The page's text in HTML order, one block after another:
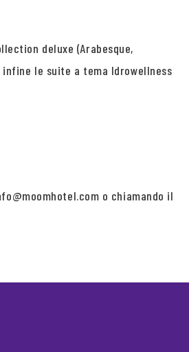
deluxe (Arabesque,
infine le suite a tema Idrowellness
o chiamando il